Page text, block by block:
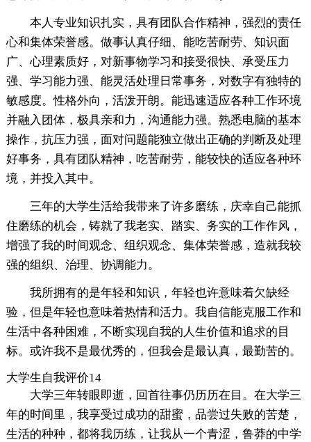
本人专业知识扎实，具有团队合作精神，强烈的责任
心和集体荣誉感。做事认真仔细、能吃苦耐劳、知识面
广、心理素质好，对新事物学习和接受很快、承受压力
强、学习能力强、能灵活处理日常事务，对数字有独特的
敏感度。性格外向，活泼开朗。能迅速适应各种工作环境
并融入团体，极具亲和力，沟通能力强。熟悉电脑的基本
操作，抗压力强，面对问题能独立做出正确的判断及处理
好事务，具有团队精神，吃苦耐劳，能较快的适应各种环
境，并投入其中。
三年的大学生活给我带来了许多磨练，庆幸自己能抓
住磨练的机会，铸就了我老实、踏实、务实的工作作风，
增强了我的时间观念、组织观念、集体荣誉感，造就我较
强的组织、治理、协调能力。
我所拥有的是年轻和知识，年轻也许意味着欠缺经
验，但是年轻也意味着热情和活力。我自信能克服工作和
生活中各种困难，不断实现自我的人生价值和追求的目
标。或许我不是最优秀的，但我会是最认真，最勤苦的。
大学生自我评价14
大学三年转眼即逝，回首往事仍历历在目。在大学三
年的时间里，我享受过成功的甜蜜，品尝过失败的苦楚，
生活的种种，都将我历练，让我从一个青涩，鲁莽的中学